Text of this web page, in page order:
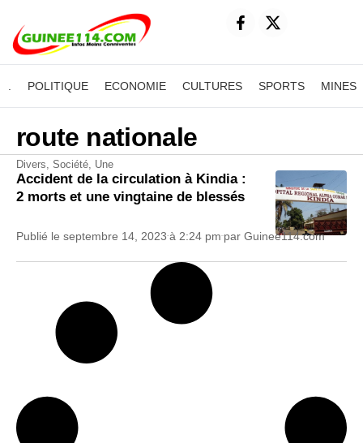
POLITIQUE ECONOMIE CULTURES SPORTS MINES
route nationale
Divers Société Une
Accident de la circulation à Kindia :
2 morts et une vingtaine de blessés
Publié le septembre 14, 2023 à 2:24 pm par Guinee114.com